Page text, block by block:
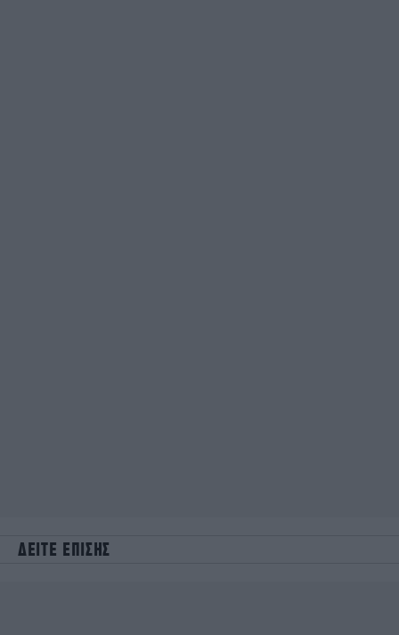
ΔΕΙΤΕ ΕΠΙΣΗΣ